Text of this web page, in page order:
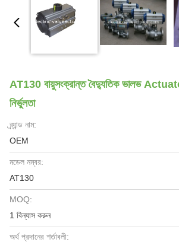
AT130 বায়ুসংক্রান্ত বৈদ্যুতিক ভালভ
নির্ভুলতা
ব্র্যান্ড নাম:
OEM
মডেল নম্বর:
AT130
MOQ:
1 বিন্যাস করুন
অর্থ প্রদানের শর্তাবলী: